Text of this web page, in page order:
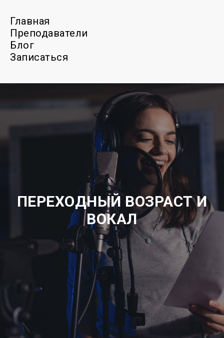
Главная
Преподаватели
Блог
Записаться
ПЕРЕХОДНЫЙ ВОЗРАСТ И
ВОКАЛ